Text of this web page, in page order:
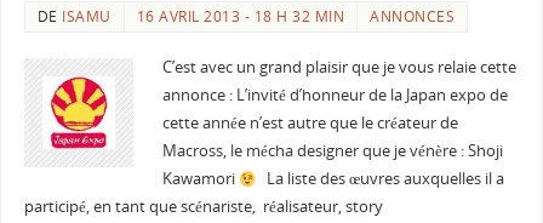
DE ISAMU 16 AVRIL 2013 - 18 H 32 MIN ANNONCES
C’est avec un grand plaisir que je vous relaie cette
annonce : L’invité d’honneur de la Japan expo de
cette année n’est autre que le créateur de
Macross, le mécha designer que je vénère : Shoji
Kawamori
La liste des œuvres auxquelles il a
participé, en tant que scénariste, réalisateur, story